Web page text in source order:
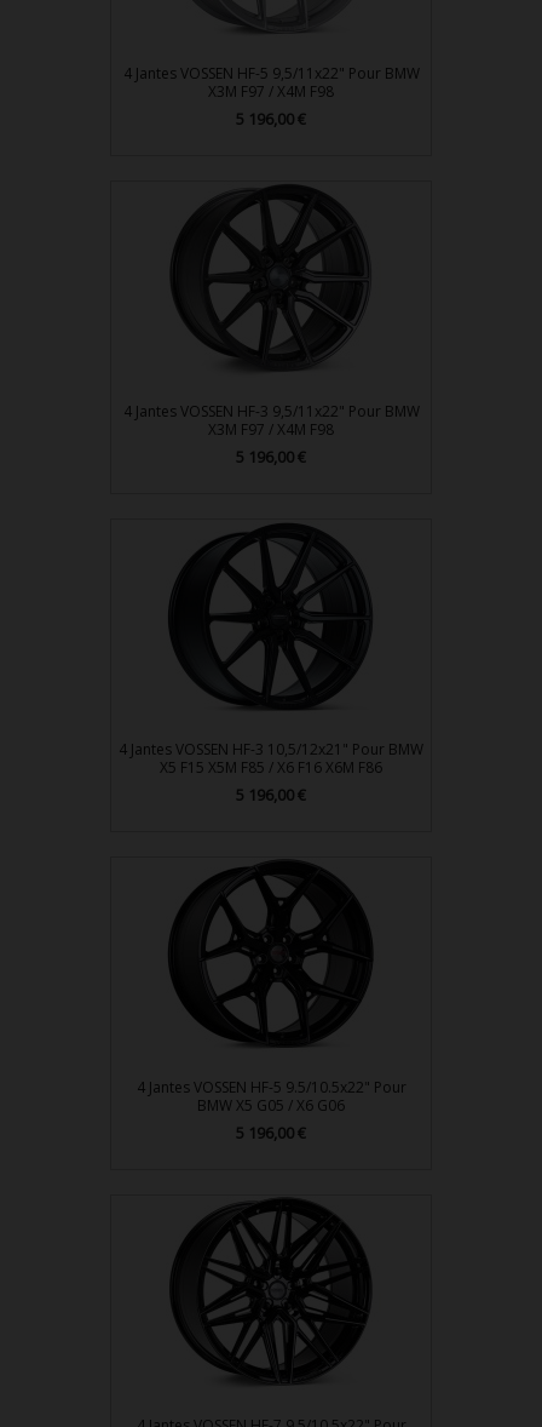
4 Jantes VOSSEN HF-5 9,5/11x22" Pour BMW
X3M F97 / X4M F98
Prix
5 196,00 €
4 Jantes VOSSEN HF-3 9,5/11x22" Pour BMW
X3M F97 / X4M F98
Prix
5 196,00 €
4 Jantes VOSSEN HF-3 10,5/12x21" Pour BMW
X5 F15 X5M F85 / X6 F16 X6M F86
Prix
5 196,00 €
4 Jantes VOSSEN HF-5 9.5/10.5x22" Pour
BMW X5 G05 / X6 G06
Prix
5 196,00 €